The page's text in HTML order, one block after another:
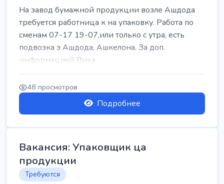
На завод бумажной продукции возле Ашдода
требуется работница к на упаковку. Работа по
сменам 07-17 19-07,или только с утра, есть
подвозка з Ашдода, Ашкелона. За доп.
информацией Вика
48 просмотров
Подробнее
Вакансия: Упаковщик ца
продукции
Требуются